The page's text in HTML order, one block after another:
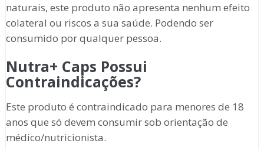
naturais, este produto não apresenta nenhum efeito
colateral ou riscos a sua saúde. Podendo ser
consumido por qualquer pessoa.
Nutra+ Caps Possui
Contraindicações?
Este produto é contraindicado para menores de 18
anos que só devem consumir sob orientação de
médico/nutricionista.